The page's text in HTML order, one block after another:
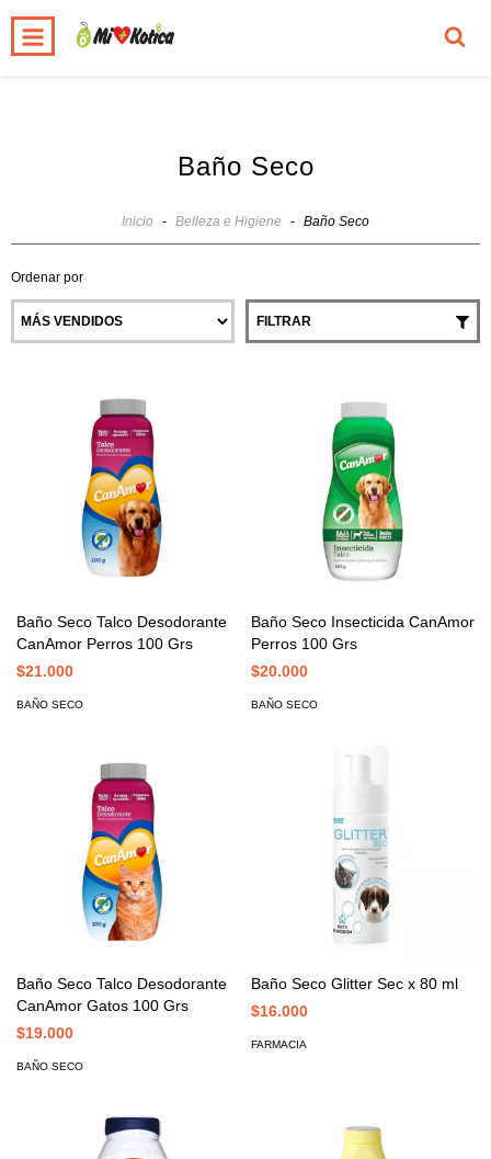
INICIO 0
Baño Seco
Inicio - Belleza e Higiene - Baño Seco
Ordenar por
FILTRAR
Baño Seco Talco Desodorante
CanAmor Perros 100 Grs
$21.000
BAÑO SECO
Baño Seco Insecticida CanAmor
Perros 100 Grs
$20.000
BAÑO SECO
Baño Seco Talco Desodorante
CanAmor Gatos 100 Grs
$19.000
BAÑO SECO
Baño Seco Glitter Sec x 80 ml
$16.000
FARMACIA